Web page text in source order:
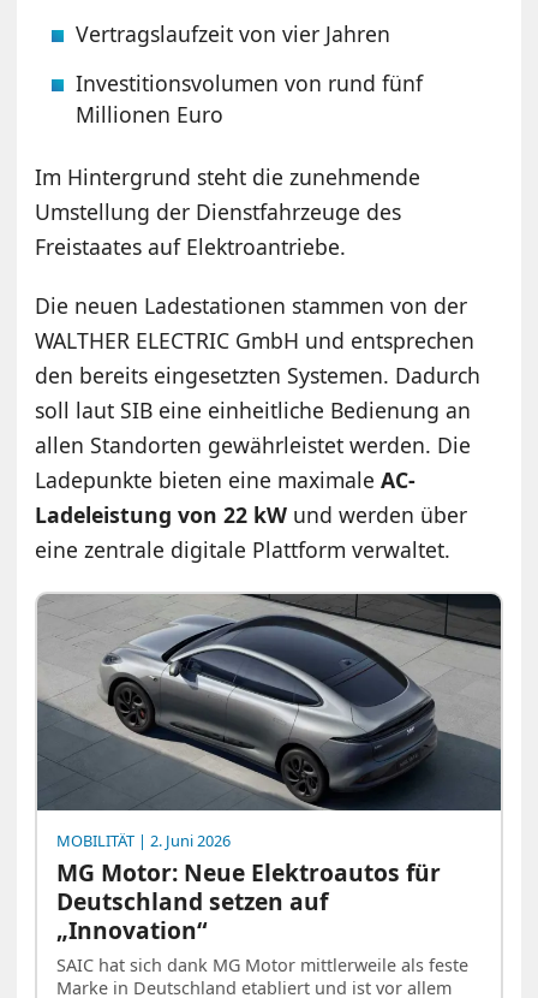
Vertragslaufzeit von vier Jahren
Investitionsvolumen von rund fünf
Millionen Euro
Im Hintergrund steht die zunehmende
Umstellung der Dienstfahrzeuge des
Freistaates auf Elektroantriebe.
Die neuen Ladestationen stammen von der
WALTHER ELECTRIC GmbH und entsprechen
den bereits eingesetzten Systemen. Dadurch
soll laut SIB eine einheitliche Bedienung an
allen Standorten gewährleistet werden. Die
Ladepunkte bieten eine maximaleAC-
Ladeleistung von 22 kW und werden über
eine zentrale digitale Plattform verwaltet.
MOBILITÄT | 2. Juni 2026
MG Motor: Neue Elektroautos für
Deutschland setzen auf
„Innovation“
SAIC hat sich dank MG Motor mittlerweile als feste
Marke in Deutschland etabliert und ist vor allem